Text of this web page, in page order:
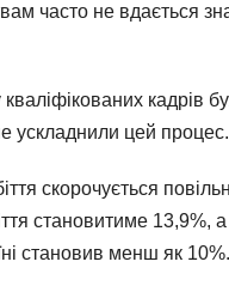
часто не вдається
кадрів
ускладнили цей процес.
скорочується
становитиме 13,9%,
становив менш як 10%.